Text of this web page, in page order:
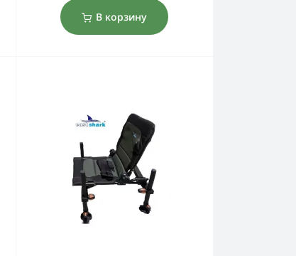
В корзину